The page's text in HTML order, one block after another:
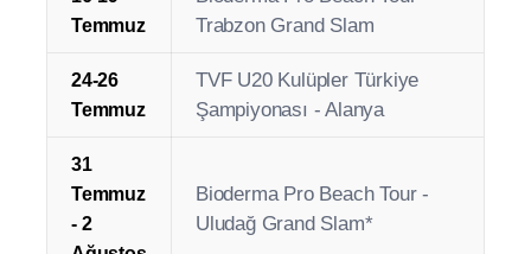
25-28
Volleyball World Beach Pro
Turu
Temmuz
TVF Pro Açık (Büyükler)
- Alanya
16-19
Bioderma Pro Beach Tour -